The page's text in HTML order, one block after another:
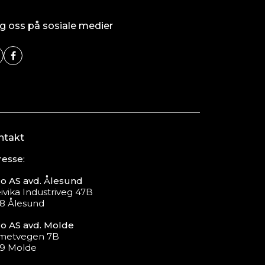
oss på sosiale medier
AS avd. Ålesund
Industriveg 47B
Ålesund
AS avd. Molde
7B
Molde